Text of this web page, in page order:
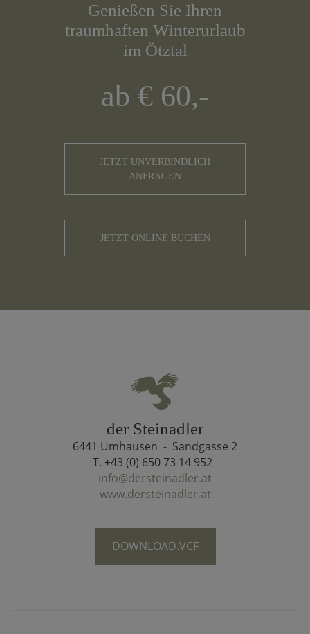
Genießen Sie Ihren
traumhaften Winterurlaub
im Ötztal
ab € 60,-
JETZT UNVERBINDLICH
ANFRAGEN
JETZT ONLINE BUCHEN
der Steinadler
6441 Umhausen - Sandgasse 2
T. +43 (0) 650 73 14 952
info@dersteinadler.at
www.dersteinadler.at
DOWNLOAD.VCF